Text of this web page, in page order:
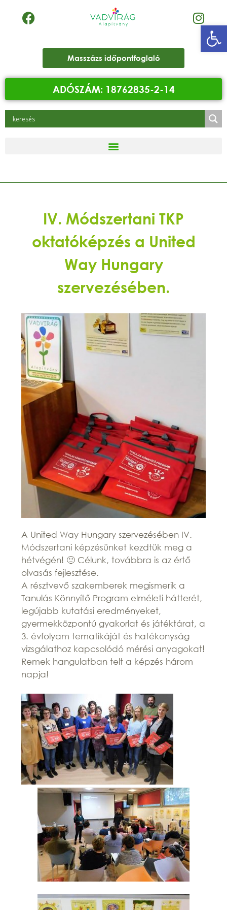
Masszázs időpontfoglaló
ADÓSZÁM: 18762835-2-14
IV. Módszertani TKP
oktatóképzés a United
Way Hungary
szervezésében.
A United Way Hungary szervezésében IV.
Módszertani képzésünket kezdtük meg a
hétvégén! 🙂 Célunk, továbbra is az értő
olvasás fejlesztése.
A résztvevő szakemberek megismerik a
Tanulás Könnyítő Program elméleti hátterét,
legújabb kutatási eredményeket,
gyermekközpontú gyakorlat és játéktárat, a
3. évfolyam tematikáját és hatékonyság
vizsgálathoz kapcsolódó mérési anyagokat!
Remek hangulatban telt a képzés három
napja!